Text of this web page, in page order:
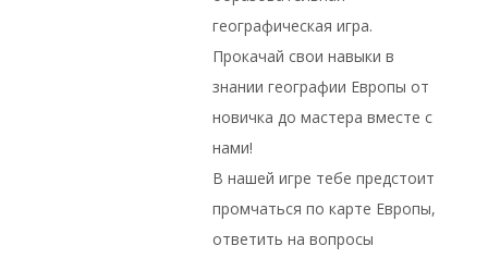
географическая игра.
Прокачай свои навыки в
знании географии Европы от
новичка до мастера вместе с
нами!
В нашей игре тебе предстоит
промчаться по карте Европы,
ответить на вопросы